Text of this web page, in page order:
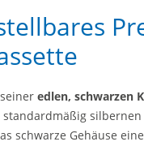
edlen, schwarzen
silbernen
schwarze Gehäuse